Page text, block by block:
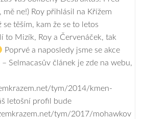
mě ne!) Roy přihlásil na Křížem
těším, kam že se to letos
to Mizík, Roy a Červenáček, tak
Poprvé a naposledy jsme se akce
Selmacasův článek je zde na webu,
tym/2014/kmen-
letošní profil bude
tym/2017/mohawkov